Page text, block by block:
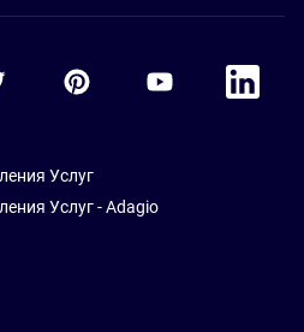
TwitterAccor PinterestAccor Youtube
Accor
Услуг
Услуг - Adagio